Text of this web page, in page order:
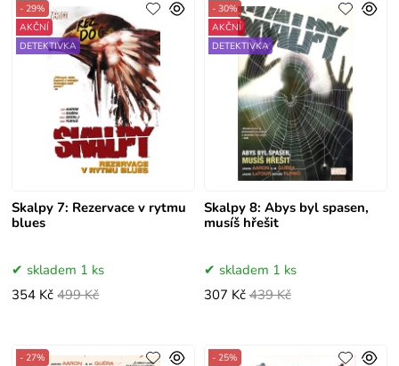
Skalpy 7: Rezervace v rytmu
blues
- 29%
AKČNÍ
DETEKTIVKA
skladem 1 ks
354 Kč 499 Kč
Skalpy 8: Abys byl spasen,
musíš hřešit
- 30%
AKČNÍ
DETEKTIVKA
skladem 1 ks
307 Kč 439 Kč
- 27%
- 25%